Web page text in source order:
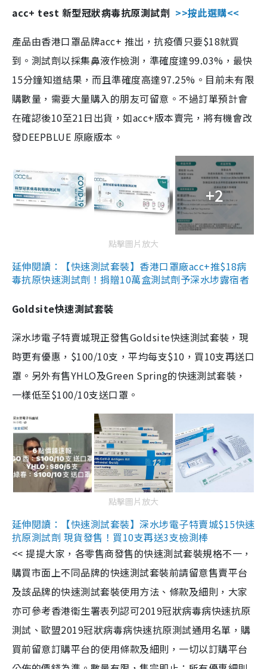
acc+ test 新型冠狀病毒抗原測試劑 >>按此選購<<
產品由香港口罩品牌acc+ 推出，抗疫價只要$18就買
到。測試劑以採集鼻液作檢測，準確度達99.03%，最快
15分鐘知道結果，而且準確度高達97.25%。目前未有限
購數量，需要大量購入的朋友可留意。不過訂單預計會
在確認後10至21日出貨，如acc+版本賣完，將有機會改
發DEEPBLUE 原廠版本。
+2
點擊圖片放大
延伸閱讀：【快速測試套裝】香港口罩廠acc+推$18病
毒抗原快速測試劑！捐贈10萬盒測試劑予深水埗露宿者
Goldsite快速測試套裝
深水埗電子特賣城現正發售Goldsite快速測試套裝，現
時更有優惠，$100/10支，平均每支$10，買10支再送口
罩。另外有售YHLO及Green Spring的快速測試套裝，
一樣低至$100/10支送口罩。
點擊圖片放大
延伸閱讀：【快速測試套裝】深水埗電子特賣城$15快速
抗原測試劑 現貨發售！買10支再送3支檢測棒
<< 提提大家，各零售商發售的快速測試套裝規格不一，
購買市面上不同品牌的快速測試套裝前請留意售賣平台
及該品牌的快速測試套裝使用方法、條款及細則，大家
亦可參考香港衞生署表列認可2019冠狀病毒病快速抗原
測試、歐盟2019冠狀病毒病快速抗原測試通用名單，購
買前留意訂購平台的使用條款及細則，一切以訂購平台